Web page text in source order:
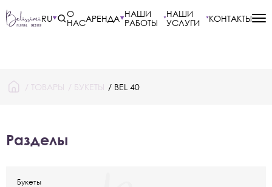
RU
О
НАСАРЕНДА НАШИ
РАБОТЫ
НАШИ
УСЛУГИ
КОНТАКТЫ
/ ТОВАРЫ / БУКЕТЫ / BEL 40
Разделы
Букеты